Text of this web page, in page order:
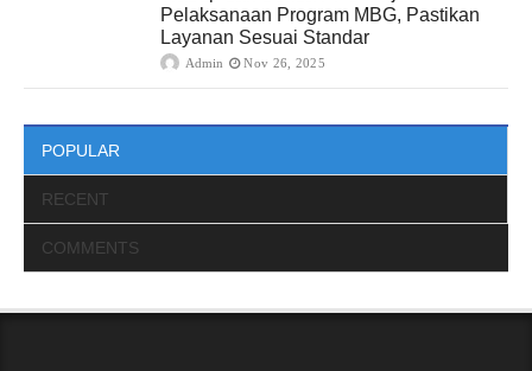
Pelaksanaan Program MBG, Pastikan
Layanan Sesuai Standar
Admin Nov 26, 2025
POPULAR
RECENT
COMMENTS